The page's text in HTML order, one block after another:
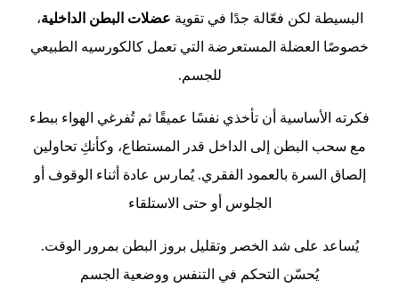
البسيطة لكن فعّالة جدًا في تقوية عضلات البطن الداخلية،
خصوصًا العضلة المستعرضة التي تعمل كالكورسيه الطبيعي
للجسم.
فكرته الأساسية أن تأخذي نفسًا عميقًا ثم تُفرغي الهواء ببطء
مع سحب البطن إلى الداخل قدر المستطاع، وكأنكِ تحاولين
إلصاق السرة بالعمود الفقري. يُمارس عادة أثناء الوقوف أو
الجلوس أو حتى الاستلقاء
يُساعد على شد الخصر وتقليل بروز البطن بمرور الوقت.
يُحسّن التحكم في التنفس ووضعية الجسم